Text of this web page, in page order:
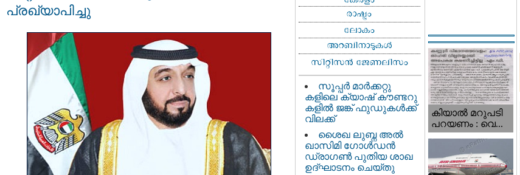
പ്രഖ്യാപിച്ചു
സൂപ്പർ മാർക്കറ്റു
കളിലെ ക്യാഷ് കൗണ്ടറു
കളിൽ ജങ്ക് ഫുഡുകൾക്ക്
വിലക്ക്
ശൈഖ ലുബ്ന അൽ
ഖാസിമി ഗോൾഡൻ
ഡ്രാഗൺ പുതിയ ശാഖ
ഉദ്ഘാടനം ചെയ്തു
കിയാല്‍ മറുപടി
പറയണം : വെ...